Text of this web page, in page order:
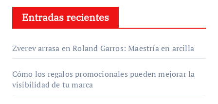
Entradas recientes
Zverev arrasa en Roland Garros: Maestría en arcilla
Cómo los regalos promocionales pueden mejorar la
visibilidad de tu marca